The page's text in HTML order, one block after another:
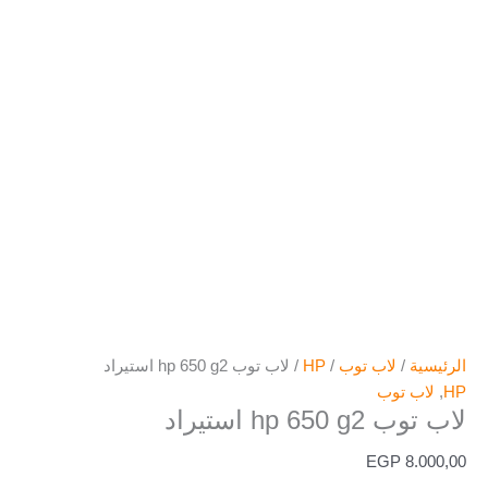
الرئيسية / لاب توب /
HP / لاب توب hp 650 g2 استيراد
HP
, لاب توب
لاب توب hp 650 g2 استيراد
EGP 8.000,00